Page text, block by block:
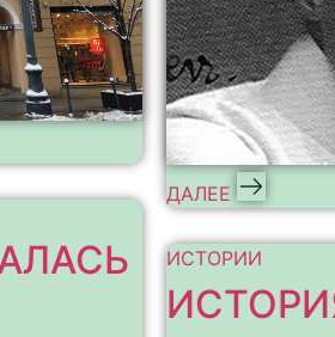
ДАЛЕЕ
ИСТОРИИ